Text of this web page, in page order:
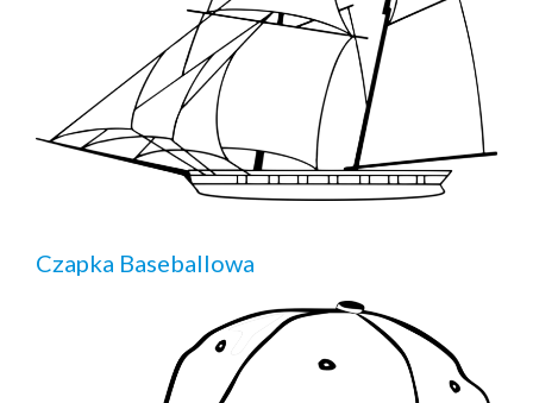
Czapka Baseballowa